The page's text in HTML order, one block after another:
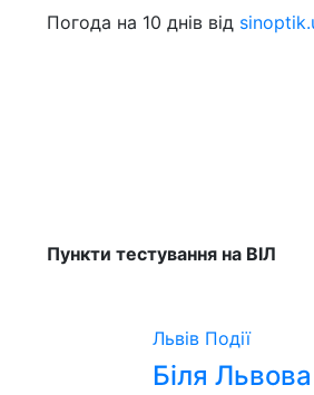
Погода на 10 днів від
Пункти тестування на ВІЛ
Львів Події
Біля